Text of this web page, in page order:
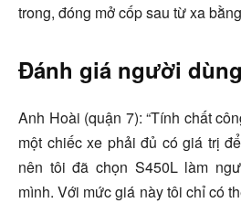
trong, đóng mở cốp sau từ xa
Đánh giá người dùng
Anh Hoài (quận 7): “Tính chất
một chiếc xe phải đủ có giá trị
nên tôi đã chọn S450L làm
mình. Với mức giá này tôi chỉ có